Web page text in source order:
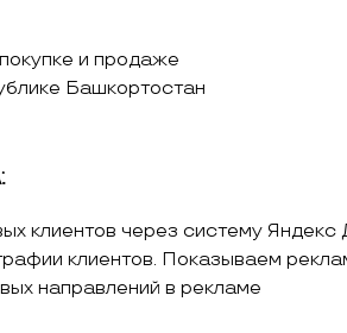
и продаже
Башкортостан
клиентов через систему Яндекс
клиентов. Показываем
направлений в рекламе